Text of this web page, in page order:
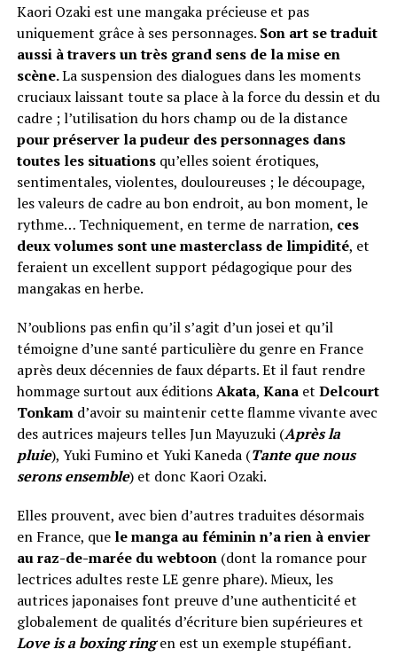
Kaori Ozaki est une mangaka précieuse et pas
uniquement grâce à ses personnages. Son art se traduit
aussi à travers un très grand sens de la mise en
scène.La suspension des dialogues dans les moments
cruciaux laissant toute sa place à la force du dessin et du
cadre ; l’utilisation du hors champ ou de la distance
pour préserver la pudeur des personnages dans
toutes les situations qu’elles soient érotiques,
sentimentales, violentes, douloureuses ; le découpage,
les valeurs de cadre au bon endroit, au bon moment, le
rythme… Techniquement, en terme de narration, ces
deux volumes sont une masterclass de limpidité, et
feraient un excellent support pédagogique pour des
mangakas en herbe.
N’oublions pas enfin qu’il s’agit d’un josei et qu’il
témoigne d’une santé particulière du genre en France
après deux décennies de faux départs. Et il faut rendre
hommage surtout aux éditionsAkata, Kanaet Delcourt
Tonkamd’avoir su maintenir cette flamme vivante avec
des autrices majeurs telles Jun Mayuzuki (Après la
pluie), Yuki Fumino et Yuki Kaneda (Tante que nous
serons ensemble) et donc Kaori Ozaki.
Elles prouvent, avec bien d’autres traduites désormais
en France, que le manga au féminin n’a rien à envier
au raz-de-marée du webtoon(dont la romance pour
lectrices adultes reste LE genre phare). Mieux, les
autrices japonaises font preuve d’une authenticité et
globalement de qualités d’écriture bien supérieures et
Love is a boxing ring en est un exemple stupéfiant.